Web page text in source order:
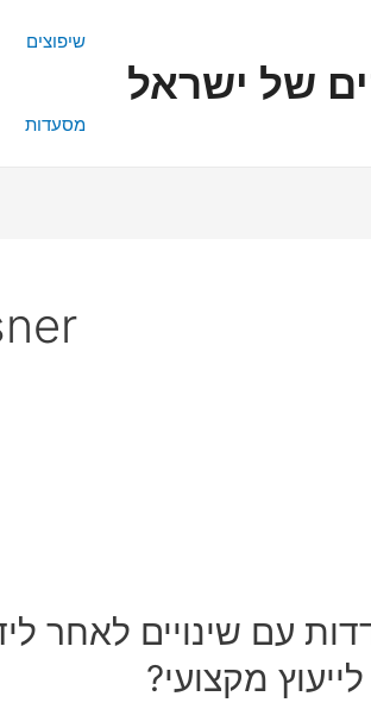
של ישראל
שיפוצים
מסעדות
עם שינויים לאחר
מקצועי?